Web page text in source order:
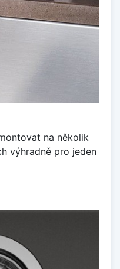
na několik
výhradně pro jeden